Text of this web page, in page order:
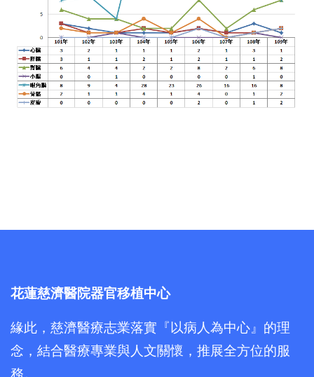
花蓮慈濟醫院器官移植中心
緣此，慈濟醫療志業落實『以病人為中心』的理
念，結合醫療專業與人文關懷，推展全方位的服